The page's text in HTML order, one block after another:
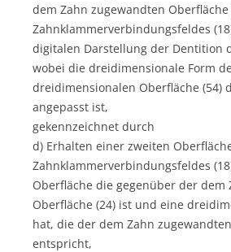
dem Zahn zugewandten Oberfläche
Zahnklammerverbindungsfeldes
digitalen Darstellung der Dentition
wobei die dreidimensionale Form
dreidimensionalen Oberfläche (54)
angepasst ist,
gekennzeichnet durch
d) Erhalten einer zweiten
Zahnklammerverbindungsfeldes
Oberfläche die gegenüber der dem
Oberfläche (24) ist und eine
hat, die der dem Zahn
entspricht,